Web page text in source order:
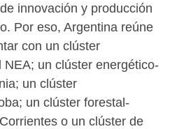
innovación y producción
Por eso, Argentina reúne
con un clúster
un clúster energético-
un clúster
un clúster forestal-
o un clúster de